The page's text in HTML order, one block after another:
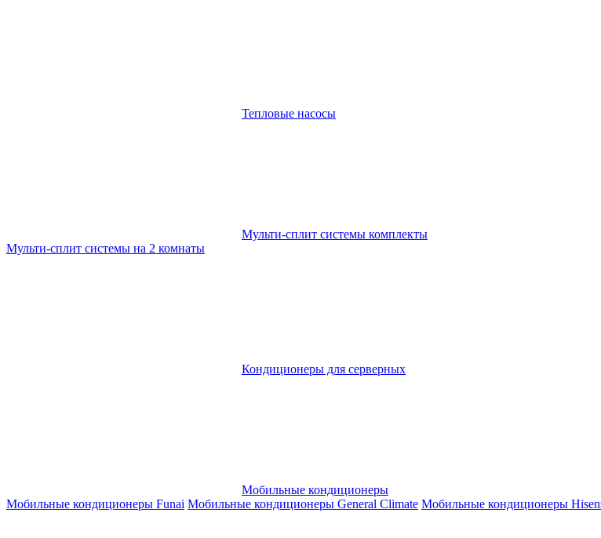
Тепловые насосы
Мульти-сплит системы комплекты
Мульти-сплит системы на 2 комнаты
Кондиционеры для серверных
Мобильные кондиционеры
Мобильные кондиционеры Funai Мобильные кондиционеры General Climate Мобильные кондиционеры